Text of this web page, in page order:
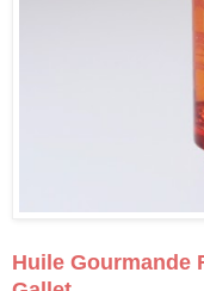
Huile Gourmande